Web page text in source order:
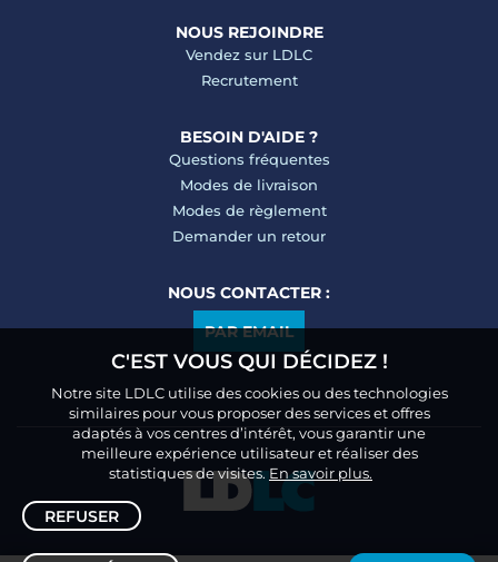
NOUS REJOINDRE
Vendez sur LDLC
Recrutement
BESOIN D'AIDE ?
Questions fréquentes
Modes de livraison
Modes de règlement
Demander un retour
NOUS CONTACTER :
PAR EMAIL
C'EST VOUS QUI DÉCIDEZ !
Notre site LDLC utilise des cookies ou des technologies
similaires pour vous proposer des services et offres
adaptés à vos centres d’intérêt, vous garantir une
meilleure expérience utilisateur et réaliser des
statistiques de visites.En savoir plus.
REFUSER